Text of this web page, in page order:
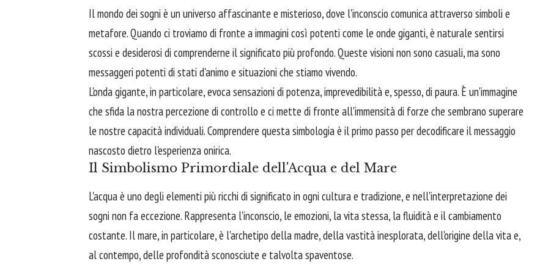
Il mondo dei sogni è un universo affascinante e misterioso, dove l'inconscio comunica attraverso simboli e
metafore. Quando ci troviamo di fronte a immagini così potenti come le onde giganti, è naturale sentirsi
scossi e desiderosi di comprenderne il significato più profondo. Queste visioni non sono casuali, ma sono
messaggeri potenti di stati d'animo e situazioni che stiamo vivendo.
L'onda gigante, in particolare, evoca sensazioni di potenza, imprevedibilità e, spesso, di paura. È un'immagine
che sfida la nostra percezione di controllo e ci mette di fronte all'immensità di forze che sembrano superare
le nostre capacità individuali. Comprendere questa simbologia è il primo passo per decodificare il messaggio
nascosto dietro l'esperienza onirica.
Il Simbolismo Primordiale dell'Acqua e del Mare
L'acqua è uno degli elementi più ricchi di significato in ogni cultura e tradizione, e nell'interpretazione dei
sogni non fa eccezione. Rappresenta l'inconscio, le emozioni, la vita stessa, la fluidità e il cambiamento
costante. Il mare, in particolare, è l'archetipo della madre, della vastità inesplorata, dell'origine della vita e,
al contempo, delle profondità sconosciute e talvolta spaventose.